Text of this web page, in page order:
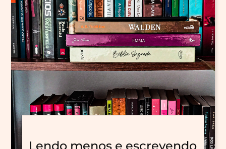
Lendo menos e escrevendo